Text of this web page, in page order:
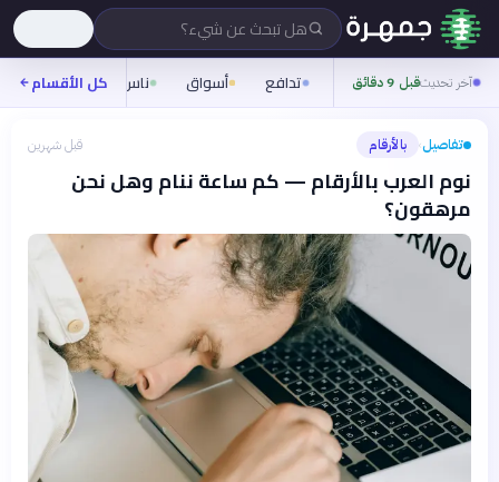
هل تبحث عن شيء؟
آخر تحديثقبل 9 دقائق تدافع أسواق ناس روح
كل الأقسام
تفاصيل› بالأرقام قبل شهرين
نوم العرب بالأرقام — كم ساعة ننام وهل نحن
مرهقون؟